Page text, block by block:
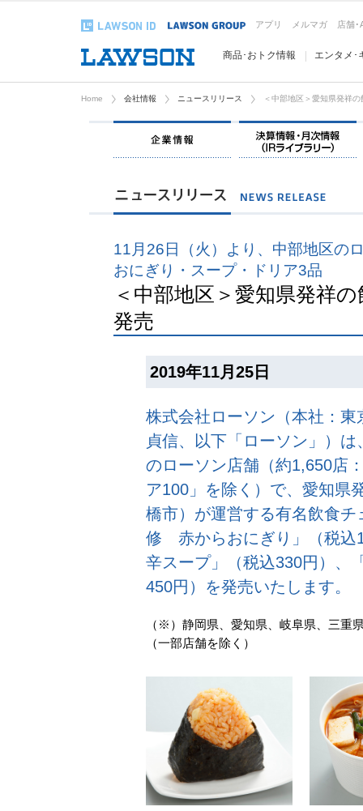
アプリ メルマガ 店舗･
商品･おトク情報 エンタメ･
Home 会社情報 ニュースリリース ＜中部地区＞愛知県発祥
企業情報
11月26日（火）より、中部地区の
おにぎり・スープ・ドリア3品
＜中部地区＞愛知県発祥
発売
2019年11月25日
株式会社ローソン（本社：
貞信、以下「ローソン」）
のローソン店舗（約1,650店
ア100」を除く）で、愛知県
橋市）が運営する有名飲食
修 赤からおにぎり」（税込
辛スープ」（税込330円）
450円）を発売いたします。
（※）静岡県、愛知県、岐阜県、三重
（一部店舗を除く）